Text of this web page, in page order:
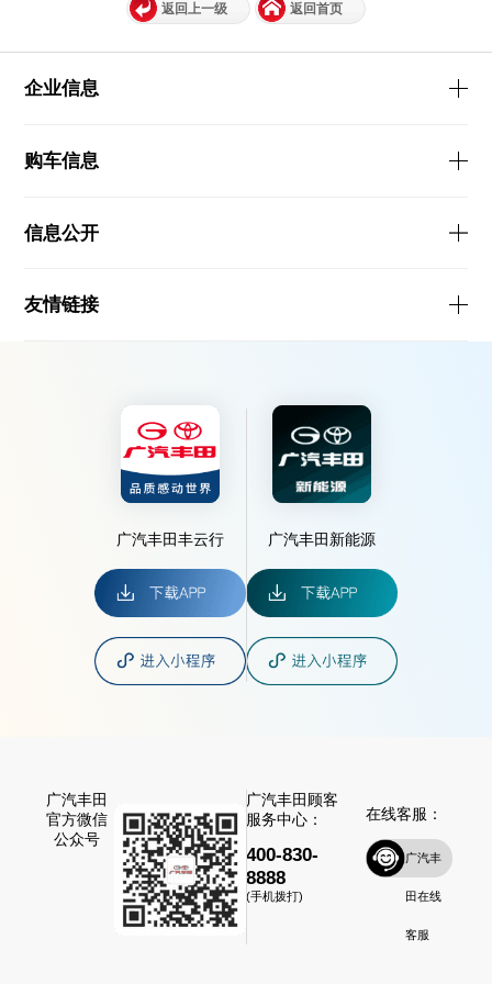
返回上一级 返回首页
企业信息
购车信息
信息公开
友情链接
广汽丰田丰云行 广汽丰田新能源
广汽丰田
官方微信
公众号
广汽丰田顾客
服务中心：
400-830-
8888
(手机拨打)
在线客服：
广汽丰
田在线
客服